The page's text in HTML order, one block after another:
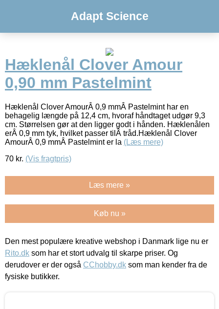
Adapt Science
Hæklenål Clover Amour
0,90 mm Pastelmint
Hæklenål Clover AmourÂ 0,9 mmÂ Pastelmint har en
behagelig længde på 12,4 cm, hvoraf håndtaget udgør 9,3
cm. Størrelsen gør at den ligger godt i hånden. Hæklenålen
erÂ 0,9 mm tyk, hvilket passer tilÂ tråd.Hæklenål Clover
AmourÂ 0,9 mmÂ Pastelmint er la (Læs mere)
70 kr. (Vis fragtpris)
Læs mere »
Køb nu »
Den mest populære kreative webshop i Danmark lige nu er
Rito.dk som har et stort udvalg til skarpe priser. Og
derudover er der også CChobby.dk som man kender fra de
fysiske butikker.